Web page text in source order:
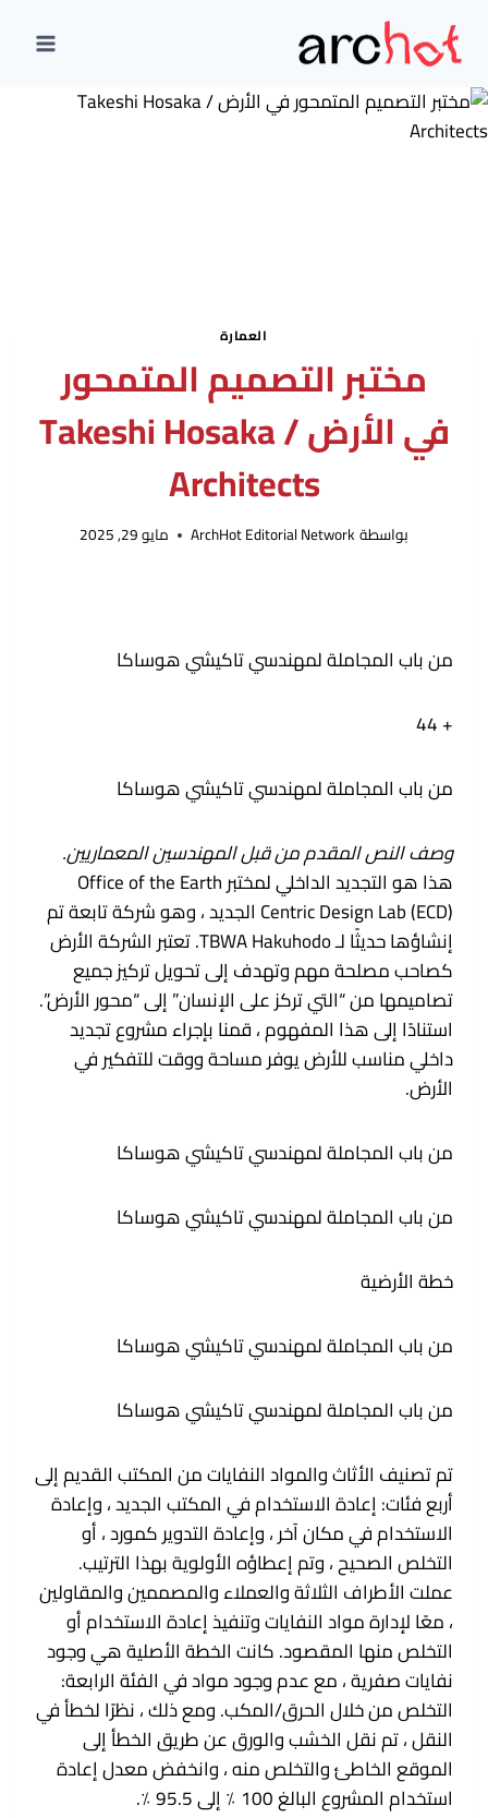
المحتوى
العمارة
مختبر التصميم المتمحور
في الأرض / Takeshi Hosaka
Architects
بواسطةArchHot Editorial Network مايو 29, 2025
من باب المجاملة لمهندسي تاكيشي هوساكا
+ 44
من باب المجاملة لمهندسي تاكيشي هوساكا
وصف النص المقدم من قبل المهندسين المعماريين.
هذا هو التجديد الداخلي لمختبر Office of the Earth
Centric Design Lab (ECD) الجديد ، وهو شركة تابعة تم
إنشاؤها حديثًا لـ TBWA Hakuhodo. تعتبر الشركة الأرض
كصاحب مصلحة مهم وتهدف إلى تحويل تركيز جميع
تصاميمها من “التي تركز على الإنسان” إلى “محور الأرض”.
استنادًا إلى هذا المفهوم ، قمنا بإجراء مشروع تجديد
داخلي مناسب للأرض يوفر مساحة ووقت للتفكير في
الأرض.
من باب المجاملة لمهندسي تاكيشي هوساكا
من باب المجاملة لمهندسي تاكيشي هوساكا
خطة الأرضية
من باب المجاملة لمهندسي تاكيشي هوساكا
من باب المجاملة لمهندسي تاكيشي هوساكا
تم تصنيف الأثاث والمواد النفايات من المكتب القديم إلى
أربع فئات: إعادة الاستخدام في المكتب الجديد ، وإعادة
الاستخدام في مكان آخر ، وإعادة التدوير كمورد ، أو
التخلص الصحيح ، وتم إعطاؤه الأولوية بهذا الترتيب.
عملت الأطراف الثلاثة والعملاء والمصممين والمقاولين
، معًا لإدارة مواد النفايات وتنفيذ إعادة الاستخدام أو
التخلص منها المقصود. كانت الخطة الأصلية هي وجود
نفايات صفرية ، مع عدم وجود مواد في الفئة الرابعة:
التخلص من خلال الحرق/المكب. ومع ذلك ، نظرًا لخطأ في
النقل ، تم نقل الخشب والورق عن طريق الخطأ إلى
الموقع الخاطئ والتخلص منه ، وانخفض معدل إعادة
استخدام المشروع البالغ 100 ٪ إلى 95.5 ٪.